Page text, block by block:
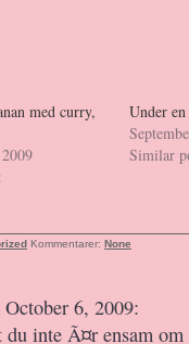
med curry,
Under
Similar
Kommentarer: None
6, 2009:
inte Ã¤r ensam om